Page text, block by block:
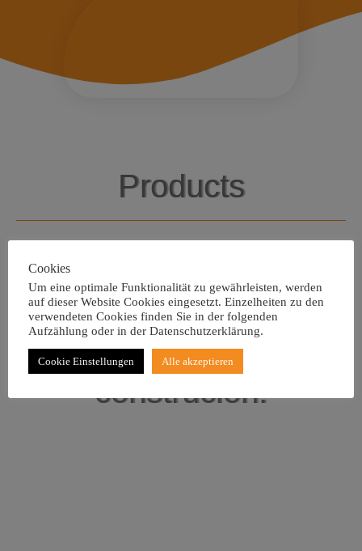
Products
This area is still under
construcion.
Cookies
Um eine optimale Funktionalität zu gewährleisten, werden
auf dieser Website Cookies eingesetzt. Einzelheiten zu den
verwendeten Cookies finden Sie in der folgenden
Aufzählung oder in der Datenschutzerklärung.
Cookie Einstellungen Alle akzeptieren